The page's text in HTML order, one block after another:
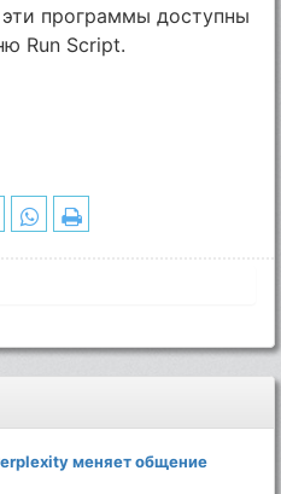
программы доступны
Run Script.
меняет общение